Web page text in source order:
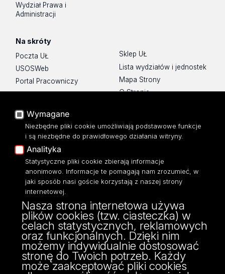
Wydział Prawa i
Administracji
Na skróty
Poczta UŁ
USOSWeb
Portal Pracowniczy
Baza Aktów Własnych
Moodle
Eksperci UŁ
Polityka Prywatności
Dostępność
Sklep UŁ
Lista wydziałów i jednostek
Mapa Strony
O Stronie
ul. Narutowicza 68, 90-136 Łódź
NIP: 724 000 32 43
Adres do doręczeń elektronicznych (ADE):
AE:PL-74796-17640-IHHIV-17
KONTAKT
Wymagane
Niezbędne pliki cookie umożliwiają podstawowe funkcje
i są niezbędne do prawidłowego działania witryny.
Analityka
Statystyczne pliki cookie zbierają informacje
anonimowo. Informacje te pomagają nam zrozumieć, w
jaki sposób nasi goście korzystają z naszej strony
internetowej.
Nasza strona internetowa używa
plików cookies (tzw. ciasteczka) w
celach statystycznych, reklamowych
oraz funkcjonalnych. Dzięki nim
możemy indywidualnie dostosować
stronę do Twoich potrzeb. Każdy
może zaakceptować pliki cookies